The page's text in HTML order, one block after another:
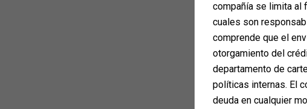
compañía se limita al
cuales son
comprende que el
otorgamiento del
departamento de
políticas internas. El
deuda en cualquier